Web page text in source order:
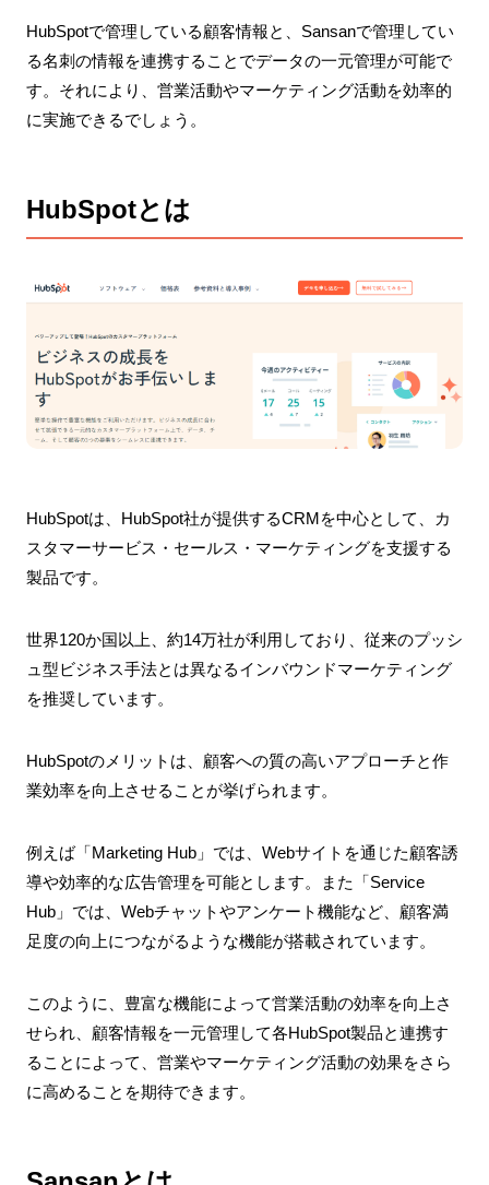
HubSpotで管理している顧客情報と、Sansanで管理してい
る名刺の情報を連携することでデータの一元管理が可能で
す。それにより、営業活動やマーケティング活動を効率的
に実施できるでしょう。
HubSpotとは
HubSpotは、HubSpot社が提供するCRMを中心として、カ
スタマーサービス・セールス・マーケティングを支援する
製品です。
世界120か国以上、約14万社が利用しており、従来のプッシ
ュ型ビジネス手法とは異なるインバウンドマーケティング
を推奨しています。
HubSpotのメリットは、顧客への質の高いアプローチと作
業効率を向上させることが挙げられます。
例えば「Marketing Hub」では、Webサイトを通じた顧客誘
導や効率的な広告管理を可能とします。また「Service
Hub」では、Webチャットやアンケート機能など、顧客満
足度の向上につながるような機能が搭載されています。
このように、豊富な機能によって営業活動の効率を向上さ
せられ、顧客情報を一元管理して各HubSpot製品と連携す
ることによって、営業やマーケティング活動の効果をさら
に高めることを期待できます。